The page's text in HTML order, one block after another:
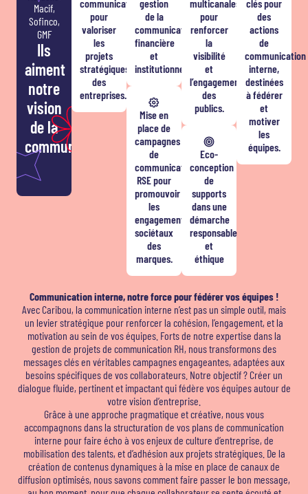
communication
pour
valoriser
les
projets
stratégiques
des
entreprises.
gestion
de la
communication
financière
et
institutionnelle.
Mise en
place de
campagnes
de
communication
RSE pour
promouvoir
les
engagements
sociétaux
des
marques.
Macif,
Sofinco,
GMF
Ils
aiment
notre
vision
de la
communication !
multicanales
pour
renforcer
la
visibilité
et
l’engagement
des
publics.
Eco-
conception
de
supports
dans une
démarche
responsable
et
éthique
clés pour
des
actions
de
communication
interne,
destinées
à fédérer
et
motiver
les
équipes.
Communication interne, notre force pour fédérer vos équipes !
Avec Caribou, la communication interne n’est pas un simple outil, mais
un levier stratégique pour renforcer la cohésion, l’engagement, et la
motivation au sein de vos équipes. Forts de notre expertise dans la
gestion de projets de communication RH, nous transformons des
messages clés en véritables campagnes engageantes, adaptées aux
besoins spécifiques de vos collaborateurs. Notre objectif ? Créer un
dialogue fluide, pertinent et impactant qui fédère vos équipes autour de
votre vision d’entreprise.
Grâce à une approche pragmatique et créative, nous vous
accompagnons dans la structuration de vos plans de communication
interne pour faire écho à vos enjeux de culture d’entreprise, de
mobilisation des talents, et d’adhésion aux projets stratégiques. De la
création de contenus dynamiques à la mise en place de canaux de
diffusion optimisés, nous savons comment faire passer le bon message,